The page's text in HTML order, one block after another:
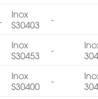
Inox
S30403
-
Inox
S30453
-
Inox
S30400
-